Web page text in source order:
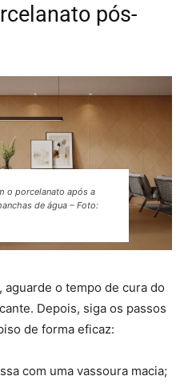
pós-
o porcelanato após a
de água – Foto:
aguarde o tempo de cura do
Depois, siga os passos
de forma eficaz:
com uma vassoura macia;